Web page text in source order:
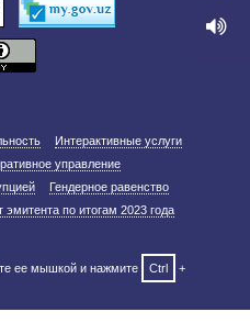
Интерактивные услуги
управление
Гендерное равенство
эмитента по итогам 2023 года
ее мышкой и нажмите Ctrl
+